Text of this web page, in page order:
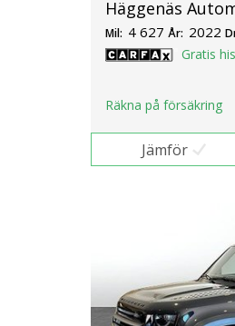
Häggenäs
Mil: 4 627 År: 2022
Gratis
Räkna på försäkring
Jämför